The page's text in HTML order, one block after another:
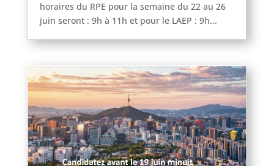
horaires du RPE pour la semaine du 22 au 26
juin seront : 9h à 11h et pour le LAEP : 9h...